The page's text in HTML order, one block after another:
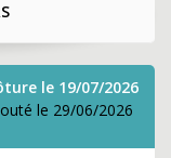
le 19/07/2026
le 29/06/2026